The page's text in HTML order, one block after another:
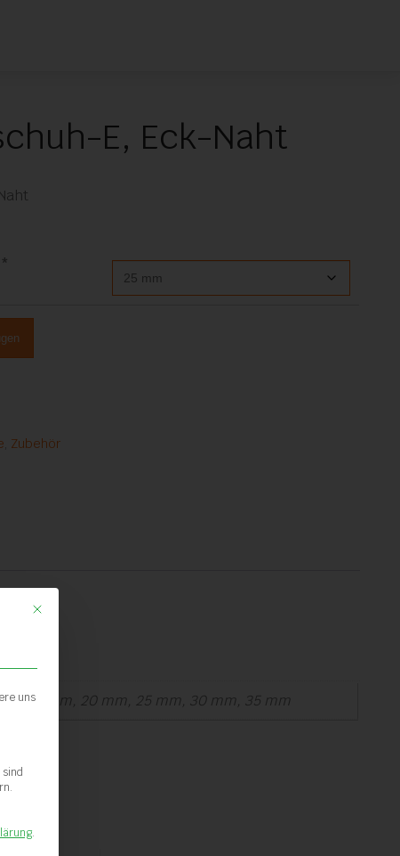
E, Eck-Naht
Zubehör
15 mm, 20 mm, 25 mm, 30 mm, 35 mm
Mit diesem Button wird der Dialog geschlossen. Seine Funktionalität ist
uns
.